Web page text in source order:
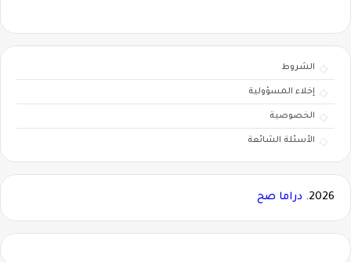
الشروط
إخلاء المسؤولية
الخصوصية
الأسئلة الشائعة
2026. دراما صح